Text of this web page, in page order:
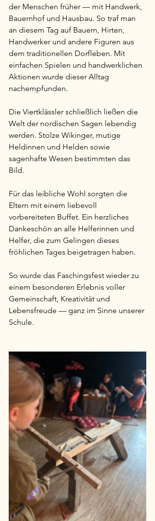
der Menschen früher — mit Handwerk,
Bauernhof und Hausbau. So traf man
an diesem Tag auf Bauern, Hirten,
Handwerker und andere Figuren aus
dem traditionellen Dorfleben. Mit
einfachen Spielen und handwerklichen
Aktionen wurde dieser Alltag
nachempfunden.
Die Viertklässler schließlich ließen die
Welt der nordischen Sagen lebendig
werden. Stolze Wikinger, mutige
Heldinnen und Helden sowie
sagenhafte Wesen bestimmten das
Bild.
Für das leibliche Wohl sorgten die
Eltern mit einem liebevoll
vorbereiteten Buffet. Ein herzliches
Dankeschön an alle Helferinnen und
Helfer, die zum Gelingen dieses
fröhlichen Tages beigetragen haben.
So wurde das Faschingsfest wieder zu
einem besonderen Erlebnis voller
Gemeinschaft, Kreativität und
Lebensfreude — ganz im Sinne unserer
Schule.